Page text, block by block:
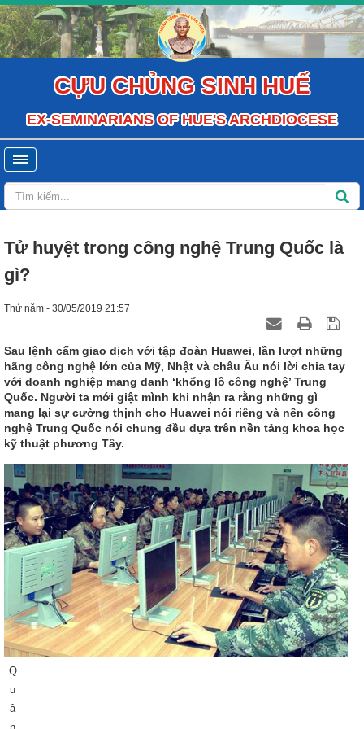
CỰU CHỦNG SINH HUẾ
EX-SEMINARIANS OF HUE'S ARCHDIOCESE
Tử huyệt trong công nghệ Trung Quốc là
gì?
Thứ năm - 30/05/2019 21:57
Sau lệnh cấm giao dịch với tập đoàn Huawei, lần lượt những
hãng công nghệ lớn của Mỹ, Nhật và châu Âu nói lời chia tay
với doanh nghiệp mang danh ‘khổng lồ công nghệ’ Trung
Quốc. Người ta mới giật mình khi nhận ra rằng những gì
mang lại sự cường thịnh cho Huawei nói riêng và nền công
nghệ Trung Quốc nói chung đều dựa trên nền tảng khoa học
kỹ thuật phương Tây.
Q
u
â